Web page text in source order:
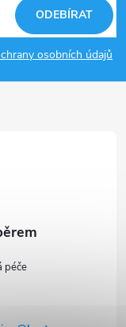
osobních údajů
ODEBÍRAT